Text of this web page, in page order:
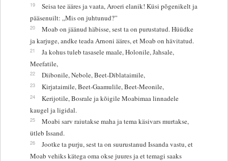
19
Seisa tee ääres ja vaata, Aroeri elanik! Küsi põgenikelt ja
pääsenuilt: „Mis on juhtunud?”
20
Moab on jäänud häbisse, sest ta on purustatud. Hüüdke
ja karjuge, andke teada Arnoni ääres, et Moab on hävitatud.
21
Ja kohus tuleb tasasele maale, Holonile, Jahsale,
Meefatile,
22 Diibonile, Nebole, Beet-Diblataimile,
23 Kirjataimile, Beet-Gaamulile, Beet-Meonile,
24
Kerijotile, Bosrale ja kõigile Moabimaa linnadele
kaugel ja ligidal.
25
Moabi sarv raiutakse maha ja tema käsivars murtakse,
ütleb Issand.
26
Jootke ta purju, sest ta on suurustanud Issanda vastu, et
Moab vehiks kätega oma okse juures ja et temagi saaks